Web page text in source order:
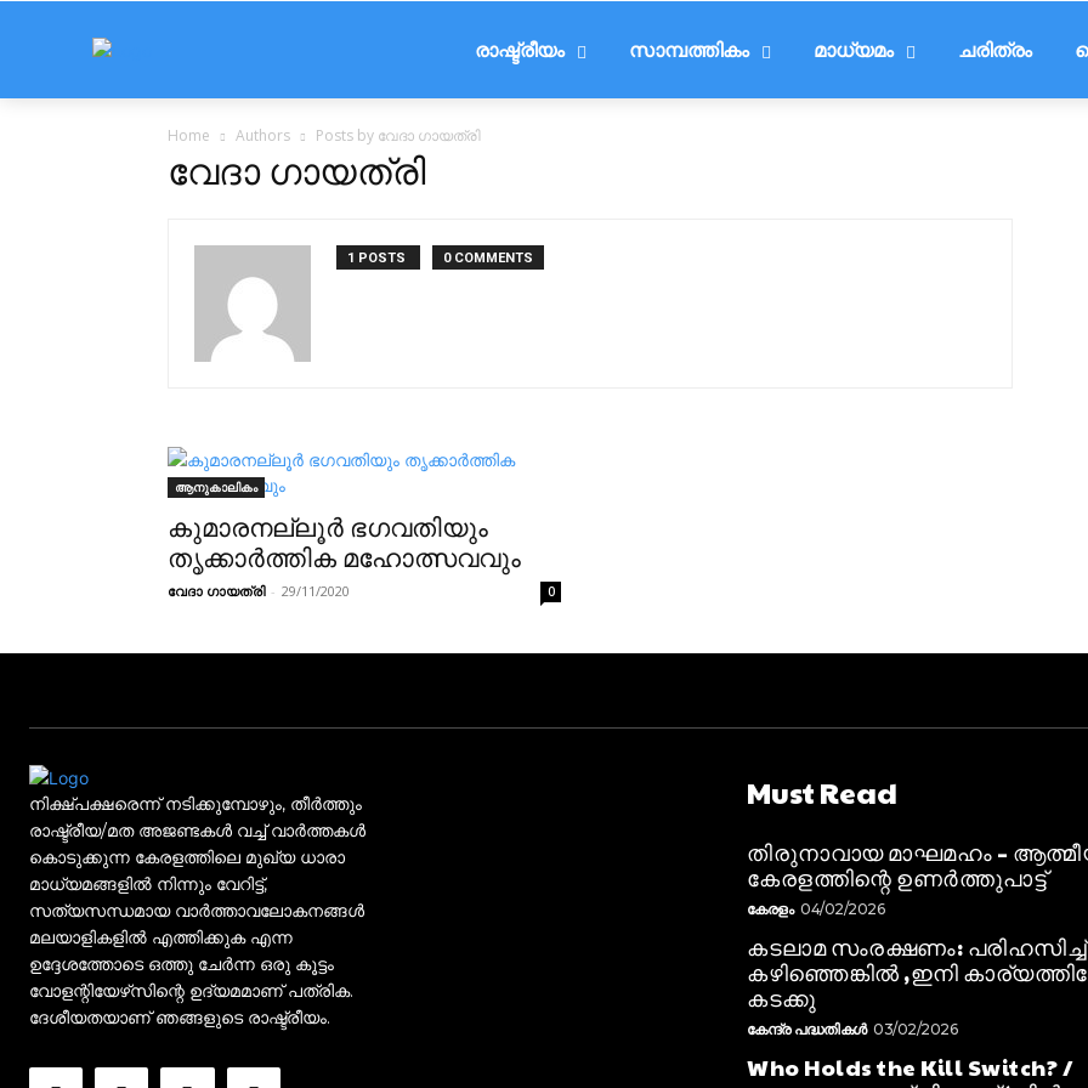
രാഷ്ട്രീയം സാമ്പത്തികം മാധ്യമം ചരിത്രം
Home Authors Posts by വേദാ ഗായത്രി
വേദാ ഗായത്രി
1 POSTS 0 COMMENTS
ആനുകാലികം
കുമാരനല്ലൂർ ഭഗവതിയും
തൃക്കാർത്തിക മഹോത്സവവും
വേദാ ഗായത്രി - 29/11/2020 0
നിക്ഷ്പക്ഷരെന്ന് നടിക്കുമ്പോഴും, തീർത്തും
രാഷ്ട്രീയ/മത അജണ്ടകൾ വച്ച് വാർത്തകൾ
കൊടുക്കുന്ന കേരളത്തിലെ മുഖ്യ ധാരാ
മാധ്യമങ്ങളിൽ നിന്നും വേറിട്ട്,
സത്യസന്ധമായ വാർത്താവലോകനങ്ങൾ
മലയാളികളിൽ എത്തിക്കുക എന്ന
ഉദ്ദേശത്തോടെ ഒത്തു ചേർന്ന ഒരു കൂട്ടം
വോളന്റിയേഴ്‌സിന്റെ ഉദ്യമമാണ് പത്രിക.
ദേശീയതയാണ് ഞങ്ങളുടെ രാഷ്ട്രീയം.
Must Read
തിരുനാവായ മാഘമഹം –
കേരളത്തിന്റെ ഉണർത്തുപാട്ട്
കേരളം 04/02/2026
കടലാമ സംരക്ഷണം: പരിഹസിച്ച്
കഴിഞ്ഞെങ്കിൽ ,ഇനി
കടക്കു
കേന്ദ്ര പദ്ധതികൾ 03/02/2026
Who Holds the Kill Switch? /